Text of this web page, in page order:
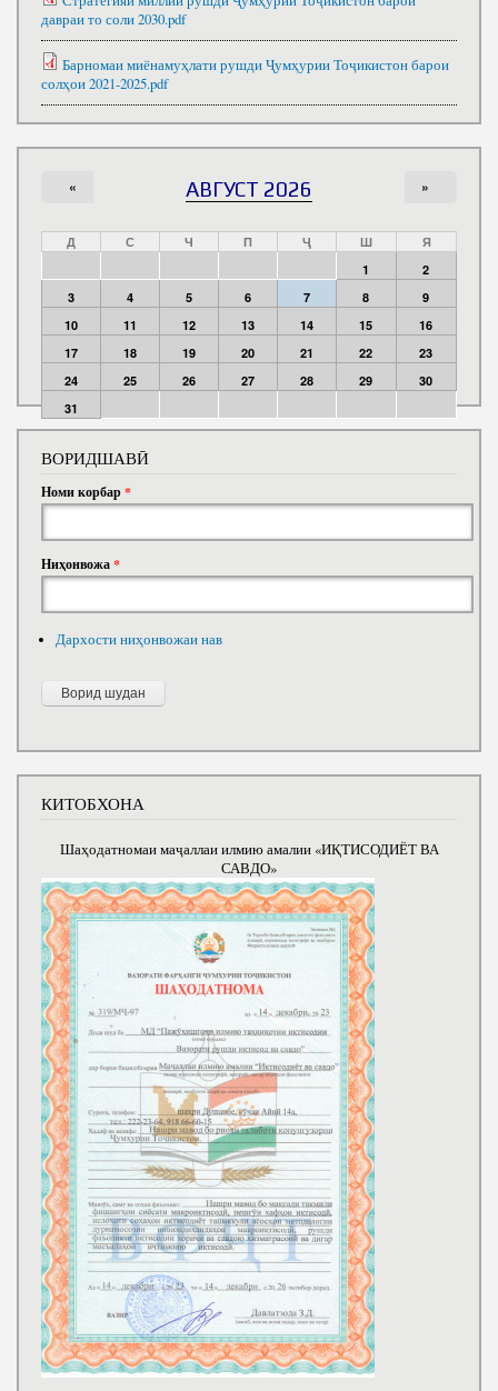
давраи то соли 2030.pdf
Барномаи миёнамуҳлати рушди Ҷумҳурии Тоҷикистон барои
солҳои 2021-2025.pdf
АВГУСТ 2026
« »
Д С Ч П Ҷ Ш
Я
1
2
3
4 5 6 7 8
9
10
11 12 13 14 15
16
17
18 19 20 21 22
23
24
25 26 27 28 29
30
31
ВОРИДШАВӢ
Номи корбар*
Ниҳонвожа*
Дархости ниҳонвожаи нав
КИТОБХОНА
Шаҳодатномаи маҷаллаи илмию амалии «ИҚТИСОДИЁТ ВА
САВДО»